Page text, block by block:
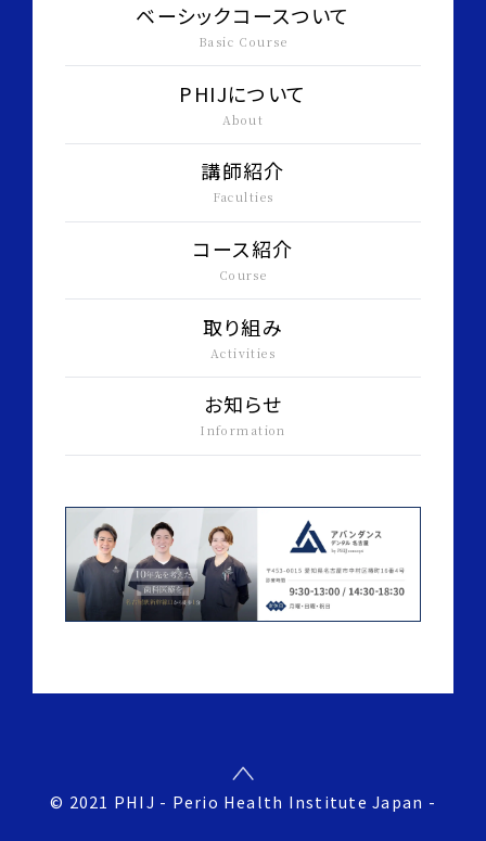
ベーシックコースついて
Basic Course
PHIJについて
About
講師紹介
Faculties
コース紹介
Course
取り組み
Activities
お知らせ
Information
©︎ 2021 PHIJ - Perio Health Institute Japan -